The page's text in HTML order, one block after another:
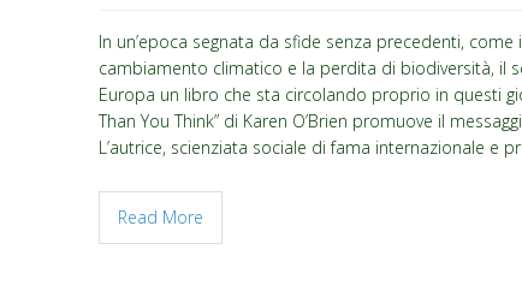
In un’epoca segnata da sfide senza precedenti,
cambiamento climatico e la perdita di biodiversità, il
Europa un libro che sta circolando proprio in questi
Than You Think” di Karen O’Brien promuove il
L’autrice, scienziata sociale di fama internazionale e
Read More